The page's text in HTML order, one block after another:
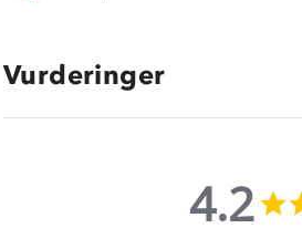
Vurderinger
4.2